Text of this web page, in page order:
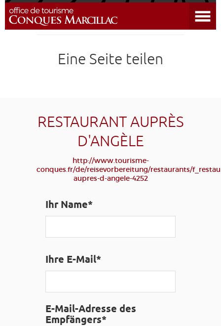
DIE UMGEBUNG BESICHTIGUNGEN
ANREISE
BILDUNGSREISEN DER JAKOBSWEG GRUPPEN PRESSE
AUSWAHL
Eine Seite teilen
RESTAURANT AUPRÈS
D'ANGÈLE
http://www.tourisme-
conques.fr/de/reisevorbereitung/restaurants/
aupres-d-angele-4252
Ihr Name*
Ihre E-Mail*
E-Mail-Adresse des
Empfängers*